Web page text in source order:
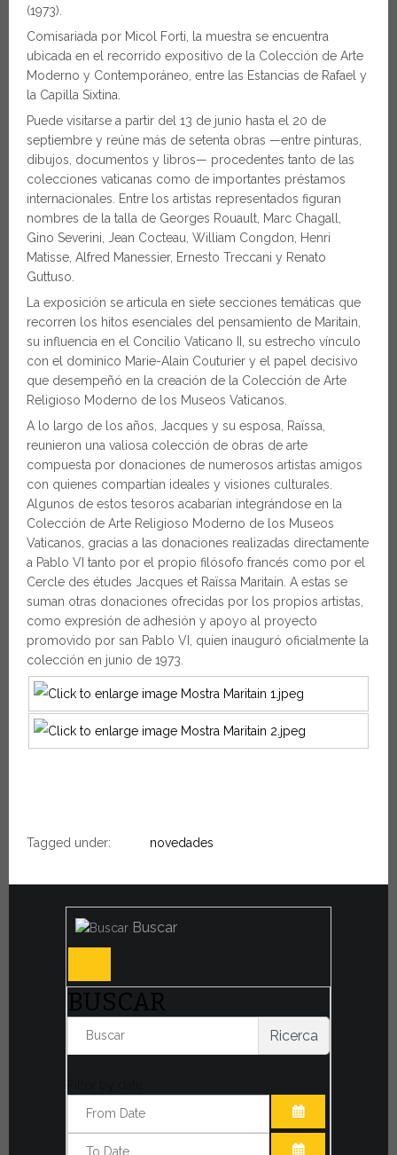
(1973).
Comisariada por Micol Forti, la muestra se encuentra
ubicada en el recorrido expositivo de la Colección de Arte
Moderno y Contemporáneo, entre las Estancias de Rafael y
la Capilla Sixtina.
Puede visitarse a partir del 13 de junio hasta el 20 de
septiembre y reúne más de setenta obras —entre pinturas,
dibujos, documentos y libros— procedentes tanto de las
colecciones vaticanas como de importantes préstamos
internacionales. Entre los artistas representados figuran
nombres de la talla de Georges Rouault, Marc Chagall,
Gino Severini, Jean Cocteau, William Congdon, Henri
Matisse, Alfred Manessier, Ernesto Treccani y Renato
Guttuso.
La exposición se articula en siete secciones temáticas que
recorren los hitos esenciales del pensamiento de Maritain,
su influencia en el Concilio Vaticano II, su estrecho vínculo
con el dominico Marie-Alain Couturier y el papel decisivo
que desempeñó en la creación de la Colección de Arte
Religioso Moderno de los Museos Vaticanos.
A lo largo de los años, Jacques y su esposa, Raïssa,
reunieron una valiosa colección de obras de arte
compuesta por donaciones de numerosos artistas amigos
con quienes compartían ideales y visiones culturales.
Algunos de estos tesoros acabarían integrándose en la
Colección de Arte Religioso Moderno de los Museos
Vaticanos, gracias a las donaciones realizadas directamente
a Pablo VI tanto por el propio filósofo francés como por el
Cercle des études Jacques et Raïssa Maritain. A estas se
suman otras donaciones ofrecidas por los propios artistas,
como expresión de adhesión y apoyo al proyecto
promovido por san Pablo VI, quien inauguró oficialmente la
colección en junio de 1973.
Tagged under: novedades
Buscar
BUSCAR
Ricerca
ABRIR EL